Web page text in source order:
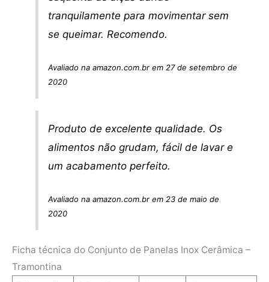
tranquilamente para movimentar sem
se queimar. Recomendo.
Avaliado na amazon.com.br em 27 de setembro de
2020
Produto de excelente qualidade. Os
alimentos não grudam, fácil de lavar e
um acabamento perfeito.
Avaliado na amazon.com.br em 23 de maio de
2020
Ficha técnica do Conjunto de Panelas Inox Cerâmica –
Tramontina